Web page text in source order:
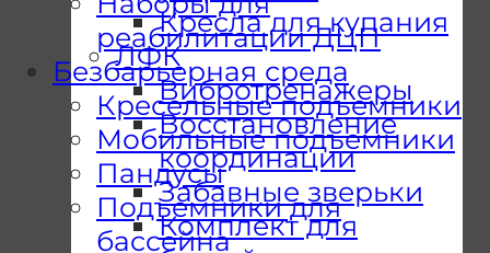
Кресла для купания
ЛФК
Вибротренажеры
Восстановление
координации
Забавные зверьки
Комплект для
реабилитации ДЦП
Безбарьерная среда
Кресельные подъемники
Мобильные подъемники
Пандусы
Подъемники для
бассейна